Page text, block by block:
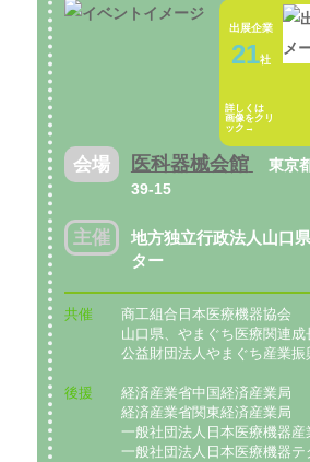
出展企業
21社
詳しくは
画像をクリ
ック→
会場 医科器械会館
東京
39-15
主催
地方独立行政法人山口
ター
共催
商工組合日本医療機器協会
山口県、やまぐち医療関連
公益財団法人やまぐち産業振
後援
経済産業省中国経済産業局
経済産業省関東経済産業局
一般社団法人日本医療機器産
一般社団法人日本医療機器テ